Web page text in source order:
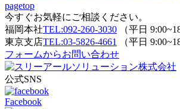
pagetop
今すぐお気軽にご相談ください。
福岡本社TEL:092-260-3030 （平日
東京支店TEL:03-5826-4661
（平日
フォームからお問い合わせ
公式SNS
Facebook